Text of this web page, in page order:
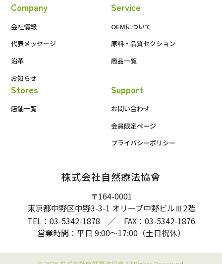
Company
会社情報
代表メッセージ
沿革
お知らせ
Service
OEMについて
原料・品質セクション
商品一覧
Stores
店舗一覧
Support
お問い合わせ
会員限定ページ
プライバシーポリシー
株式会社自然療法協會
〒164-0001
東京都中野区中野3-3-1 オリーブ中野ビル Ⅲ 2階
TEL：03-5342-1878 ／ FAX：03-5342-1876
営業時間：平日 9:00〜17:00（土日祝休）